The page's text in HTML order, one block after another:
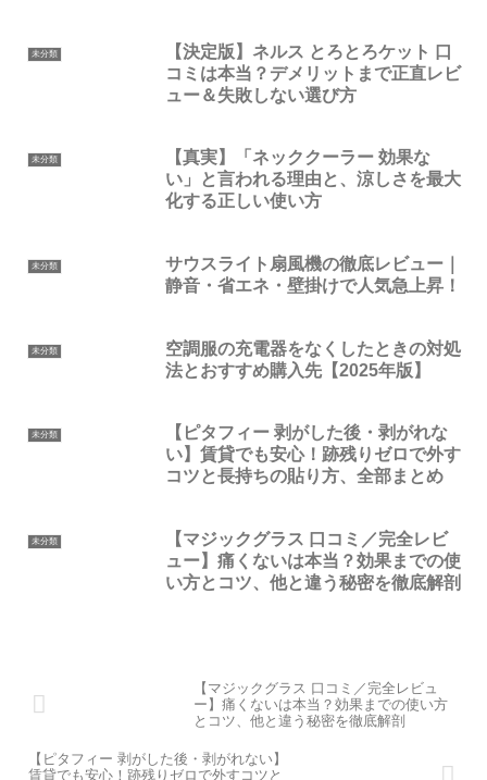
未分類
【決定版】ネルス とろとろケット 口
コミは本当？デメリットまで正直レビ
ュー＆失敗しない選び方
未分類
【真実】「ネッククーラー 効果な
い」と言われる理由と、涼しさを最大
化する正しい使い方
未分類
サウスライト扇風機の徹底レビュー｜
静音・省エネ・壁掛けで人気急上昇！
未分類
空調服の充電器をなくしたときの対処
法とおすすめ購入先【2025年版】
未分類
【ピタフィー 剥がした後・剥がれな
い】賃貸でも安心！跡残りゼロで外す
コツと長持ちの貼り方、全部まとめ
未分類
【マジックグラス 口コミ／完全レビ
ュー】痛くないは本当？効果までの使
い方とコツ、他と違う秘密を徹底解剖
【マジックグラス 口コミ／完全レビュ
ー】痛くないは本当？効果までの使い方
とコツ、他と違う秘密を徹底解剖
【ピタフィー 剥がした後・剥がれない】
賃貸でも安心！跡残りゼロで外すコツと